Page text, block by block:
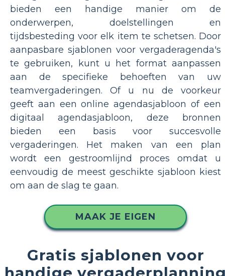
bieden een handige manier om de
onderwerpen, doelstellingen en
tijdsbesteding voor elk item te schetsen. Door
aanpasbare sjablonen voor vergaderagenda's
te gebruiken, kunt u het format aanpassen
aan de specifieke behoeften van uw
teamvergaderingen. Of u nu de voorkeur
geeft aan een online agendasjabloon of een
digitaal agendasjabloon, deze bronnen
bieden een basis voor succesvolle
vergaderingen. Het maken van een plan
wordt een gestroomlijnd proces omdat u
eenvoudig de meest geschikte sjabloon kiest
om aan de slag te gaan.
MAAK JE EIGEN
Gratis sjablonen voor
handige